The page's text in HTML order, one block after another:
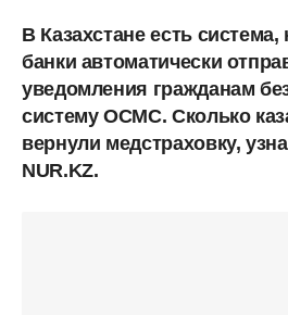
В Казахстане есть система,
банки автоматически
уведомления гражданам
систему ОСМС. Сколько
вернули медстраховку,
NUR.KZ.